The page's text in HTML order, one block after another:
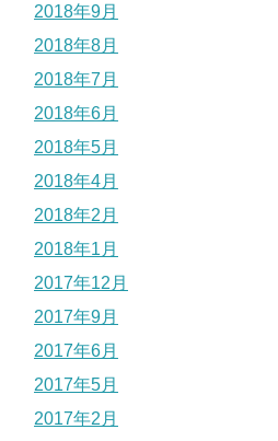
2018年9月
2018年8月
2018年7月
2018年6月
2018年5月
2018年4月
2018年2月
2018年1月
2017年12月
2017年9月
2017年6月
2017年5月
2017年2月